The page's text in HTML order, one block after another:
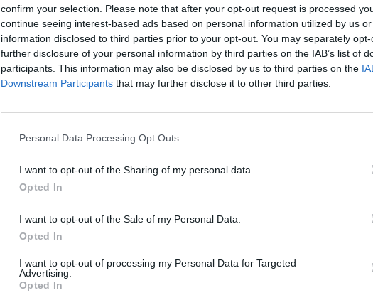
confirm your selection. Please note that after your opt-out request is processed
continue seeing interest-based ads based on personal information utilized by us
information disclosed to third parties prior to your opt-out. You may separately
further disclosure of your personal information by third parties on the IAB’s list of
participants. This information may also be disclosed by us to third parties on the
Downstream Participants that may further disclose it to other third parties.
Personal Data Processing Opt Outs
I want to opt-out of the Sharing of my personal data.
Opted In
I want to opt-out of the Sale of my Personal Data.
Opted In
I want to opt-out of processing my Personal Data for Targeted
Advertising.
Opted In
AD Valonguense recebe AA